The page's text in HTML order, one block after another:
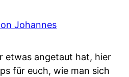
etwas angetaut hat, hier
für euch, wie man sich